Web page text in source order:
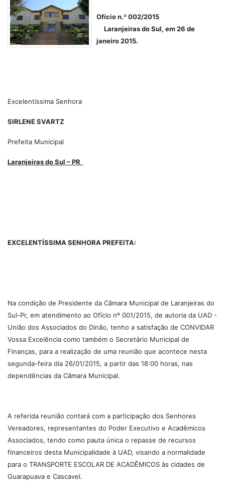
Ofício n.º 002/2015
Laranjeiras do Sul, em 26 de
janeiro 2015.
Excelentíssima Senhora
SIRLENE SVARTZ
Prefeita Municipal
Laranjeiras do Sul – PR
EXCELENTÍSSIMA SENHORA PREFEITA:
Na condição de Presidente da Câmara Municipal de Laranjeiras do
Sul-Pr, em atendimento ao Ofício nº 001/2015, de autoria da UAD -
União dos Associados do Dinão, tenho a satisfação de CONVIDAR
Vossa Excelência como também o Secretário Municipal de
Finanças, para a realização de uma reunião que acontece nesta
segunda-feira dia 26/01/2015, a partir das 18:00 horas, nas
dependências da Câmara Municipal.
A referida reunião contará com a participação dos Senhores
Vereadores, representantes do Poder Executivo e Acadêmicos
Associados, tendo como pauta única o repasse de recursos
financeiros desta Municipalidade à UAD, visando a normalidade
para o TRANSPORTE ESCOLAR DE ACADÊMICOS às cidades de
Guarapuava e Cascavel.